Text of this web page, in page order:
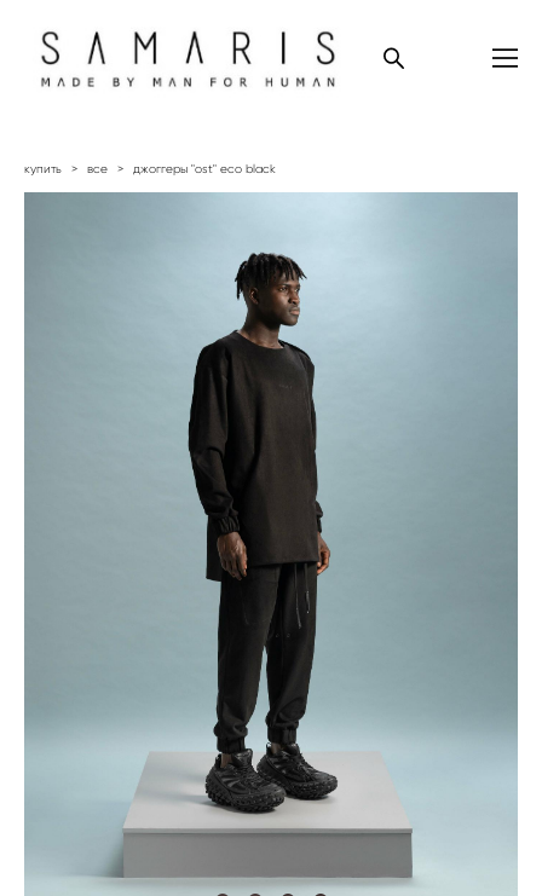
купить > все > джоггеры "ost" eco black